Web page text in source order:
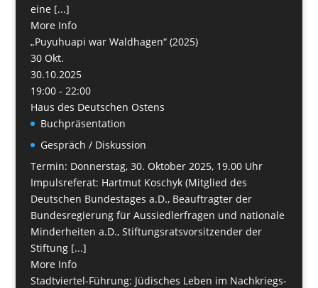
eine [...]
More Info
„Puyuhuapi war Waldhagen“ (2025)
30 Okt.
30.10.2025
19:00 - 22:00
Haus des Deutschen Ostens
Buchpräsentation
Gespräch / Diskussion
Termin: Donnerstag, 30. Oktober 2025, 19.00 Uhr
Impulsreferat: Hartmut Koschyk (Mitglied des
Deutschen Bundestages a.D., Beauftragter der
Bundesregierung für Aussiedlerfragen und nationale
Minderheiten a.D., Stiftungsratsvorsitzender der
Stiftung [...]
More Info
Stadtviertel-Führung: Jüdisches Leben im Nachkriegs-